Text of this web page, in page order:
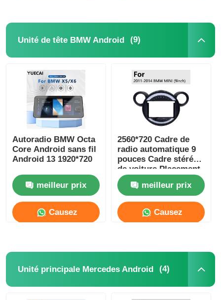
La boîte de jeu Android
Unité principale Lexus Android
Unité principale Mazda Android
Unité principale Toyota Android
Lecteur multimédia de voiture
Unité de tête BMW Android (9)
Autoradio BMW Octa
Core Android sans fil
Android 13 1920*720
meilleur prix
Causez
2560*720 Cadre de
radio automatique 9
pouces Cadre stéréo
de voiture Placement
du tableau de bord
meilleur prix
Causez
Unité principale Mercedes Android (4)